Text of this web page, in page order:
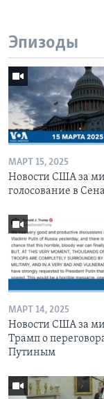
Эпизоды
МАРТ 15, 2025
Новости США за
голосование в
МАРТ 14, 2025
Новости США за
Трамп о
Путиным